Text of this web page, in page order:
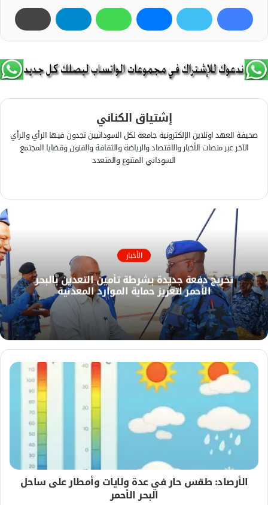
إشتياق الكناني
صحيفة العهد اونلاين الإلكترونية جامعة لكل السودانيين تجدون فيها الرأي والرأي
الآخر عبر منصات الأخبار والاقتصاد والرياضة والثقافة والفنون وقضايا المجتمع
السوداني المتنوع والمتعدد
ا
ل
و
ي
ب
ك الأخبار
تخريج دفعة جديدة بشرطة تأمين التعدين بالبحر
الأحمر لتعزيز حماية الموارد المعدنية
الأرصاد: طقس حار في عدة ولايات وأمطار على ساحل
البحر الأحمر